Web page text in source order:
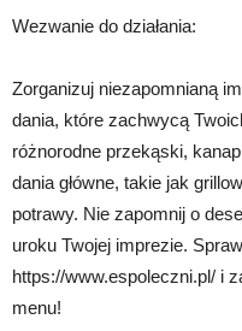
Wezwanie do działania:
Zorganizuj niezapomnianą
dania, które zachwycą
różnorodne przekąski,
dania główne, takie jak
potrawy. Nie zapomnij o
uroku Twojej imprezie.
https://www.espoleczni.pl/ i
menu!